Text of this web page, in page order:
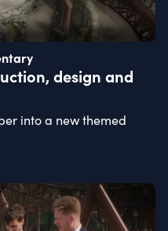
design and
into a new themed